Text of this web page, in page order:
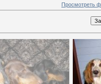
Просмотреть